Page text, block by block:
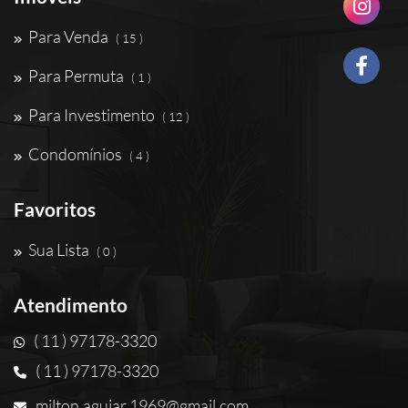
Para Venda ( 15 )
Para Permuta ( 1 )
Para Investimento ( 12 )
Condomínios ( 4 )
Favoritos
Sua Lista ( 0 )
Atendimento
( 11 ) 97178-3320
( 11 ) 97178-3320